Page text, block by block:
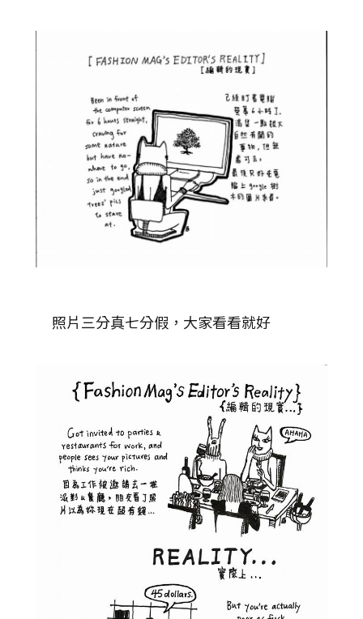
照片三分真七分假，大家看看就好